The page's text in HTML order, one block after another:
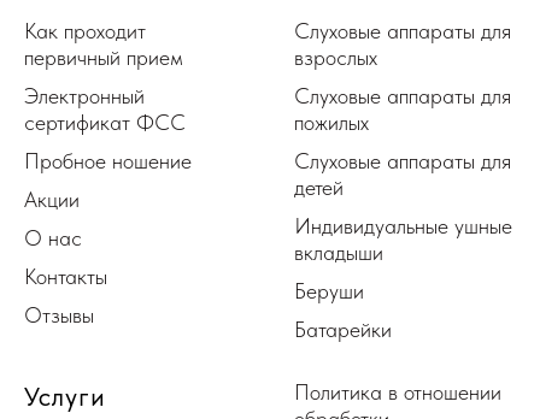
Как проходит
первичный прием
Электронный
сертификат ФСС
Пробное ношение
Акции
О нас
Контакты
Отзывы
Слуховые аппараты для
взрослых
Слуховые аппараты для
пожилых
Слуховые аппараты для
детей
Индивидуальные ушные
вкладыши
Беруши
Батарейки
Услуги
Политика в отношении